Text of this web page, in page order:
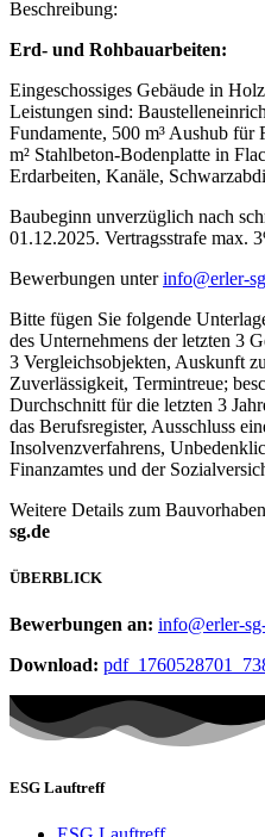
Beschreibung:
Erd- und Rohbauarbeiten:
Eingeschossiges Gebäude in
Leistungen sind:
Fundamente, 500 m³ Aushub für
m² Stahlbeton-Bodenplatte in
Erdarbeiten, Kanäle,
Baubeginn unverzüglich nach
01.12.2025. Vertragsstrafe max.
Bewerbungen unterinfo@erler-
Bitte fügen Sie folgende
des Unternehmens der letzten 3
3 Vergleichsobjekten, Auskunft
Zuverlässigkeit, Termintreue;
Durchschnitt für die letzten 3
das Berufsregister, Ausschluss
Insolvenzverfahrens,
Finanzamtes und der
Weitere Details zum
sg.de
ÜBERBLICK
Bewerbungen an: info@erler-
Download:
ESG Lauftreff